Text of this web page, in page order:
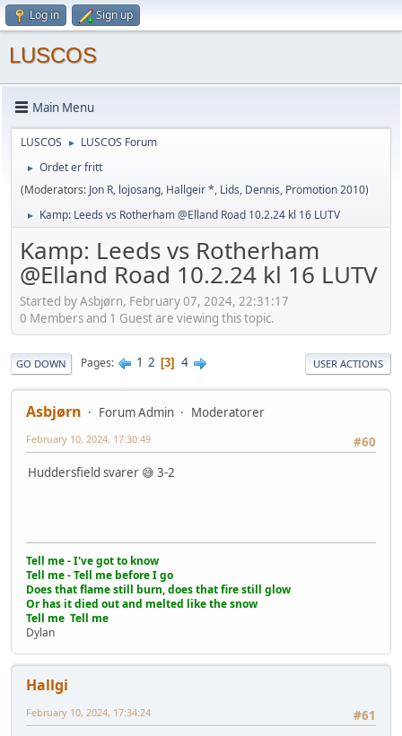
Log in Sign up
LUSCOS
Main Menu
LUSCOS ► LUSCOS Forum
►
Ordet er fritt
(Moderators: Jon R, lojosang, Hallgeir *, Lids, Dennis, Promotion 2010)
► Kamp: Leeds vs Rotherham @Elland Road 10.2.24 kl 16 LUTV
Kamp: Leeds vs Rotherham
@Elland Road 10.2.24 kl 16 LUTV
Started by Asbjørn, February 07, 2024, 22:31:17
0 Members and 1 Guest are viewing this topic.
GO DOWN Pages 1 2 3 4 USER ACTIONS
Asbjørn Forum Admin
Moderatorer
#60
February 10, 2024, 17:30:49
Huddersfield svarer 😅 3-2
Tell me - I've got to know
Tell me - Tell me before I go
Does that flame still burn, does that fire still glow
Or has it died out and melted like the snow
Tell me Tell me
Dylan
Hallgi
#61
February 10, 2024, 17:34:24